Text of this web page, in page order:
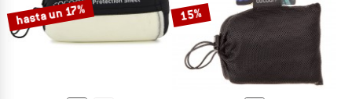
hasta un 17% 15%